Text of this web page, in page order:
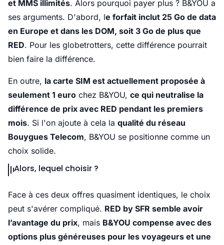
et MMS illimités. Alors pourquoi payer plus ? B&YOU a
ses arguments. D'abord, le forfait inclut 25 Go de data
en Europe et dans les DOM, soit 3 Go de plus que
RED. Pour les globetrotters, cette différence pourrait
bien faire la différence.
En outre, la carte SIM est actuellement proposée à
seulement 1 euro chez B&YOU, ce qui neutralise la
différence de prix avec RED pendant les premiers
mois. Si l'on ajoute à cela la qualité du réseau
Bouygues Telecom, B&YOU se positionne comme un
choix solide.
Alors, lequel choisir ?
Face à ces deux offres quasiment identiques, le choix
peut s'avérer compliqué. RED by SFR semble avoir
l’avantage du prix, mais B&YOU compense avec des
options plus généreuses pour les voyageurs et une